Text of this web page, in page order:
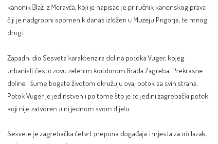
kanonik Blaž iz Moravča, koji je napisao je priručnik kanonskog prava i
čiji je nadgrobni spomenik danas izložen u Muzeju Prigorja, te mnogi
drugi.
Zapadni dio Sesveta karakterizira dolina potoka Vuger, kojeg
urbanisti često zovu zelenim koridorom Grada Zagreba. Prekrasne
doline i šume bogate životom okružuju ovaj potok sa svih strana.
Potok Vuger je jedinstven i po tome što je to jedini zagrebački potok
koji nije zatvoren u ni jednom svom dijelu.
Sesvete je zagrebačka četvrt prepuna događaja i mjesta za obilazak,